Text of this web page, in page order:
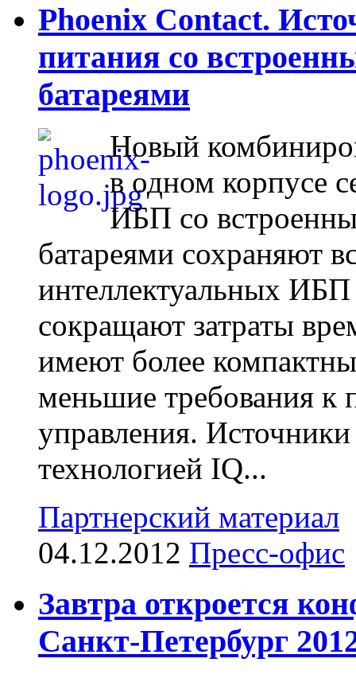
Phoenix Contact.
питания со
батареями
Новый
в одном корпусе
ИБП со
батареями сохраняют
интеллектуальных
сокращают затраты
имеют более
меньшие требования к
управления.
технологией IQ...
Партнерский материал
04.12.2012 Пресс-офис
Завтра откроется
Санкт-Петербург